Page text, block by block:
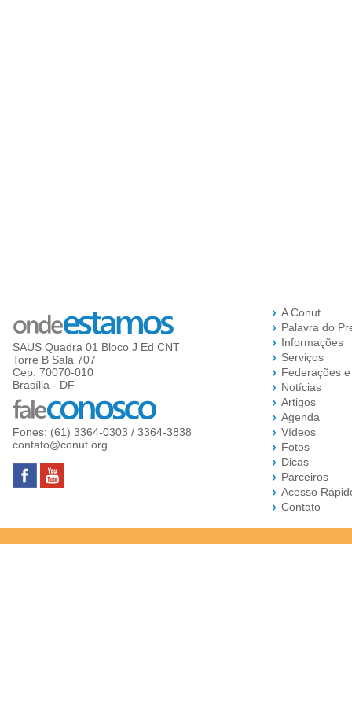
SAUS Quadra 01 Bloco J Ed CNT
Torre B Sala 707
Cep: 70070-010
Brasília - DF
Fones: (61) 3364-0303 / 3364-3838
contato@conut.org
A Conut
Palavra do
Informações
Serviços
Federações
Notícias
Artigos
Agenda
Vídeos
Fotos
Dicas
Parceiros
Acesso
Contato